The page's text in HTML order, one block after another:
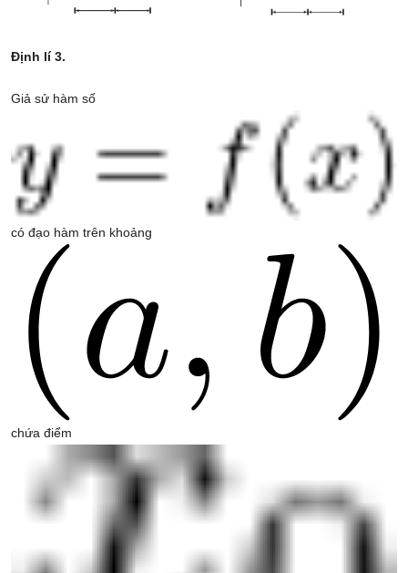
Định lí 3.
Giả sử hàm số
có đạo hàm trên khoảng
chứa điểm